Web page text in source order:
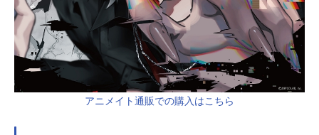
アニメイト通販での購入はこちら